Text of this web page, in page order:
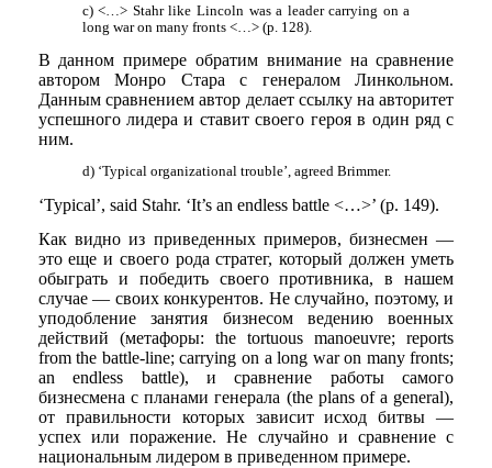
c) <…> Stahr like Lincoln was a leader carrying on a
long war on many fronts <…> (p. 128).
В данном примере обратим внимание на сравнение
автором Монро Стара с генералом Линкольном.
Данным сравнением автор делает ссылку на авторитет
успешного лидера и ставит своего героя в один ряд с
ним.
d) ‘Typical organizational trouble’, agreed Brimmer.
‘Typical’, said Stahr. ‘It’s an endless battle <…>’ (p. 149).
Как видно из приведенных примеров, бизнесмен —
это еще и своего рода стратег, который должен уметь
обыграть и победить своего противника, в нашем
случае — своих конкурентов. Не случайно, поэтому, и
уподобление занятия бизнесом ведению военных
действий (метафоры: the tortuous manoeuvre; reports
from the battle-line; carrying on a long war on many fronts;
an endless battle), и сравнение работы самого
бизнесмена с планами генерала (the plans of a general),
от правильности которых зависит исход битвы —
успех или поражение. Не случайно и сравнение с
национальным лидером в приведенном примере.